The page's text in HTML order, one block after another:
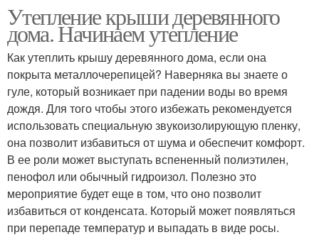
Утепление крыши деревянного
дома. Начинаем утепление
Как утеплить крышу деревянного дома, если она
покрыта металлочерепицей? Наверняка вы знаете о
гуле, который возникает при падении воды во время
дождя. Для того чтобы этого избежать рекомендуется
использовать специальную звукоизолирующую пленку,
она позволит избавиться от шума и обеспечит комфорт.
В ее роли может выступать вспененный полиэтилен,
пенофол или обычный гидроизол. Полезно это
мероприятие будет еще в том, что оно позволит
избавиться от конденсата. Который может появляться
при перепаде температур и выпадать в виде росы.